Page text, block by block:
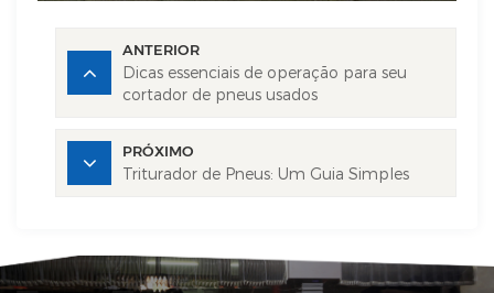
ANTERIOR
Dicas essenciais de operação para seu
cortador de pneus usados
PRÓXIMO
Triturador de Pneus: Um Guia Simples